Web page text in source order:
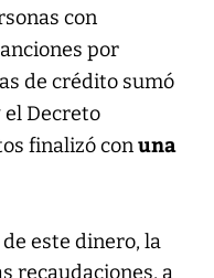
con
por
de crédito sumó
el Decreto
finalizó conuna
este dinero, la
recaudaciones, a